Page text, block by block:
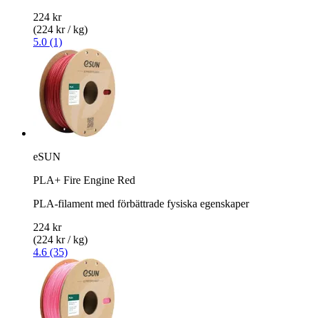
224 kr
(224 kr / kg)
5.0 (1)
eSUN
PLA+ Fire Engine Red
PLA-filament med förbättrade fysiska egenskaper
224 kr
(224 kr / kg)
4.6 (35)